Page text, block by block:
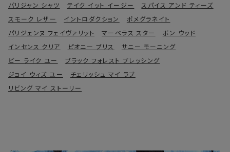
パリジャン シャツ
テイク イット イージー
スパイス アンド ティーズ
スモーク レザー
イントロダクション
ポメグラネイト
パリジェンヌ フェイヴァリット
マーベラス スター
ボン ウッド
インセンス クリア
ピオニー ブリス
サニー モーニング
ビー ライク ユー
ブラック フォレスト ブレッシング
ジョイ ウィズ ユー
チェリッシュ マイ ラブ
リビング マイ ストーリー